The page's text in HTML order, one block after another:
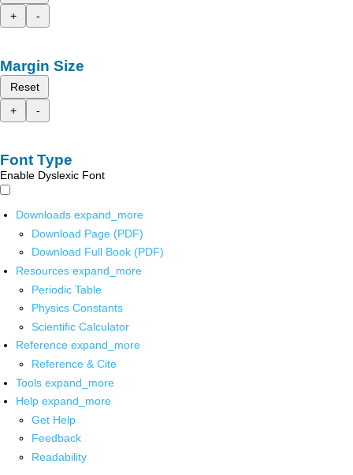
+
-
Margin Size
Reset
+
-
Font Type
Enable Dyslexic Font
Downloads expand_more
Download Page (PDF)
Download Full Book (PDF)
Resources expand_more
Periodic Table
Physics Constants
Scientific Calculator
Reference expand_more
Reference & Cite
Tools expand_more
Help expand_more
Get Help
Feedback
Readability